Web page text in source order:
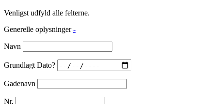
Venligst udfyld alle felterne.
Generelle oplysninger -
Navn
Grundlagt Dato?
Gadenavn
Nr.